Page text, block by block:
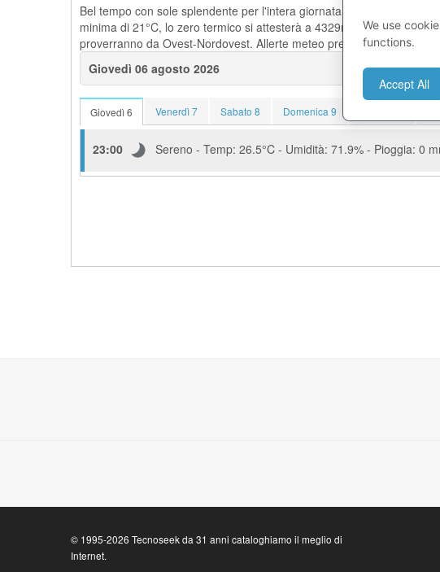
Bel tempo con sole splendente per l'intera giornataDurante la
minima di 21°C, lo zero termico si attesterà a 4329m. I venti
proverranno da Ovest-Nordovest. Allerte meteo previste: afa.
Giovedì 06 agosto 2026
Giovedì 6 Venerdì 7 Sabato 8 Domenica 9
23:00 Sereno - Temp: 26.5°C - Umidità: 71.9% - Pioggia: 0
© 1995-2026 Tecnoseek da 31 anni cataloghiamo il meglio di
Internet.
We use
functions.
Accept All